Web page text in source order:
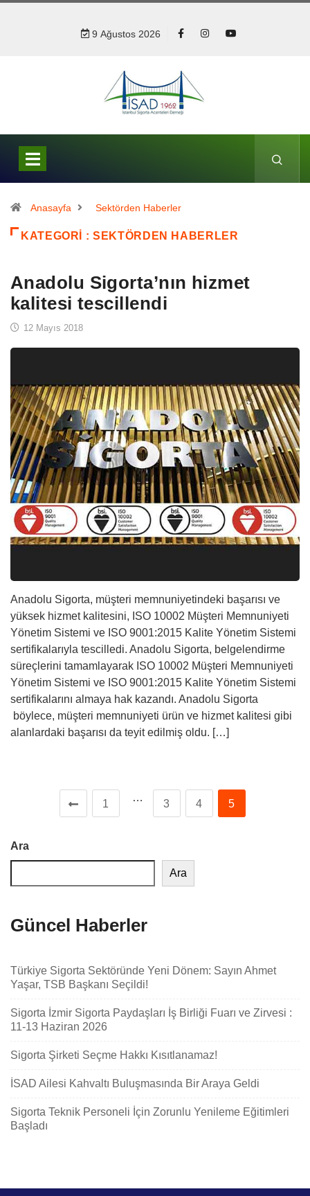
9 Ağustos 2026
Anasayfa Sektörden Haberler
KATEGORI : SEKTÖRDEN HABERLER
Anadolu Sigorta’nın hizmet
kalitesi tescillendi
12 Mayıs 2018
Anadolu Sigorta, müşteri memnuniyetindeki başarısı ve
yüksek hizmet kalitesini, ISO 10002 Müşteri Memnuniyeti
Yönetim Sistemi ve ISO 9001:2015 Kalite Yönetim Sistemi
sertifikalarıyla tescilledi. Anadolu Sigorta, belgelendirme
süreçlerini tamamlayarak ISO 10002 Müşteri Memnuniyeti
Yönetim Sistemi ve ISO 9001:2015 Kalite Yönetim Sistemi
sertifikalarını almaya hak kazandı. Anadolu Sigorta
böylece, müşteri memnuniyeti ürün ve hizmet kalitesi gibi
alanlardaki başarısı da teyit edilmiş oldu. […]
1
…
3 4 5
Ara
Ara
Güncel Haberler
Türkiye Sigorta Sektöründe Yeni Dönem: Sayın Ahmet
Yaşar, TSB Başkanı Seçildi!
Sigorta İzmir Sigorta Paydaşları İş Birliği Fuarı ve Zirvesi :
11-13 Haziran 2026
Sigorta Şirketi Seçme Hakkı Kısıtlanamaz!
İSAD Ailesi Kahvaltı Buluşmasında Bir Araya Geldi
Sigorta Teknik Personeli İçin Zorunlu Yenileme Eğitimleri
Başladı